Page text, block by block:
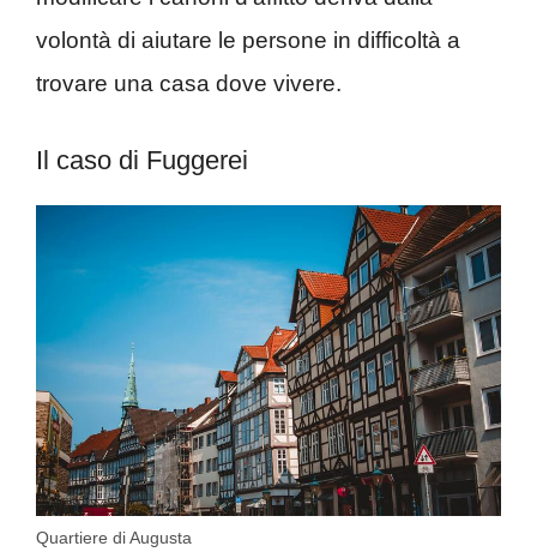
volontà di aiutare le persone in difficoltà a
trovare una casa dove vivere.
Il caso di Fuggerei
Quartiere di Augusta